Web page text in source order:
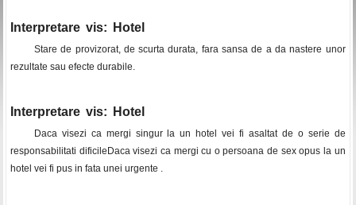
Interpretare vis: Hotel
Stare de provizorat, de scurta durata, fara sansa de a da nastere unor
rezultate sau efecte durabile.
Interpretare vis: Hotel
Daca visezi ca mergi singur la un hotel vei fi asaltat de o serie de
responsabilitati dificileDaca visezi ca mergi cu o persoana de sex opus la un
hotel vei fi pus in fata unei urgente .